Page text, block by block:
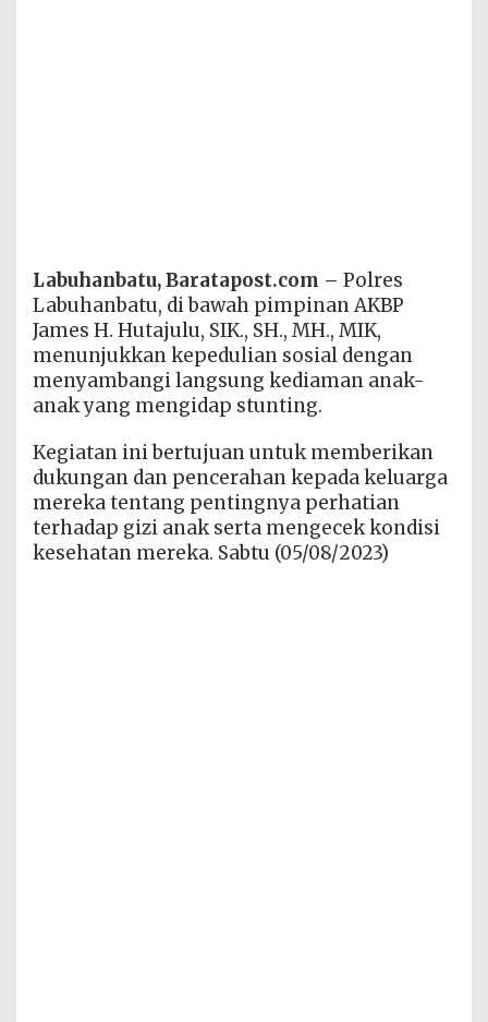
Labuhanbatu, Baratapost.com – Polres
Labuhanbatu, di bawah pimpinan AKBP
James H. Hutajulu, SIK., SH., MH., MIK,
menunjukkan kepedulian sosial dengan
menyambangi langsung kediaman anak-
anak yang mengidap stunting.
Kegiatan ini bertujuan untuk memberikan
dukungan dan pencerahan kepada keluarga
mereka tentang pentingnya perhatian
terhadap gizi anak serta mengecek kondisi
kesehatan mereka. Sabtu (05/08/2023)